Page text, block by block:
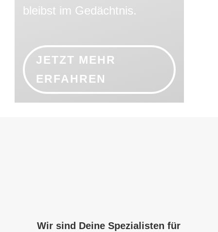
bleibst im Gedächtnis.
JETZT MEHR
ERFAHREN
Wir sind Deine Spezialisten für